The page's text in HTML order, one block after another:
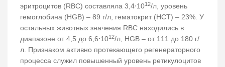
эритроцитов (RBC) составляла 3,4⋅1012/л, уровень
гемоглобина (HGB) – 89 г/л, гематокрит (HCT) – 23%. У
остальных животных значения RBC находились в
диапазоне от 4,5 до 6,6⋅1012/л, HGB – от 111 до 180 г/
л. Признаком активно протекающего регенераторного
процесса служил повышенный уровень ретикулоцитов